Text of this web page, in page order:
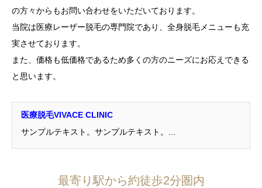
の方々からもお問い合わせをいただいております。
当院は医療レーザー脱毛の専門院であり、全身脱毛メニューも充
実させております。
また、価格も低価格であるため多くの方のニーズにお応えできる
と思います。
医療脱毛VIVACE CLINIC
サンプルテキスト。サンプルテキスト。...
最寄り駅から約徒歩2分圏内